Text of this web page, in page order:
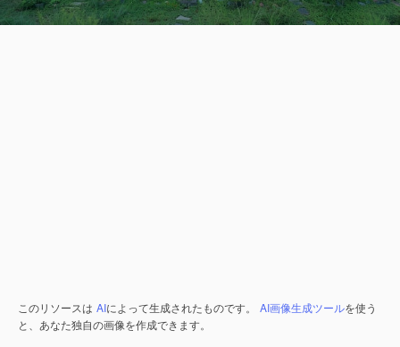
このリソースは AIによって生成されたものです。 AI画像生成ツールを使う
と、あなた独自の画像を作成できます。